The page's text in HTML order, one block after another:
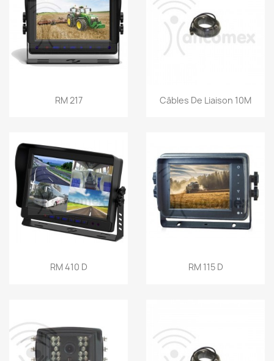
Vorschau
RM 217  Vorschau
Câbles De Liaison 10M
Vorschau
RM 410 D Vorschau
RM 115 D